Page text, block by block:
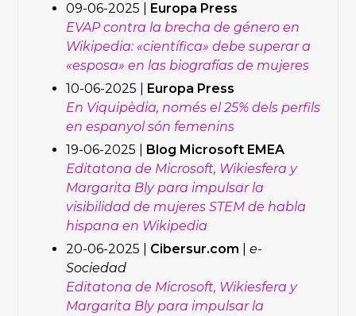
09-06-2025 |
Europa Press
EVAP contra la brecha de género en
Wikipedia: «científica» debe superar a
«esposa» en las biografías de mujeres
10-06-2025 |
Europa Press
En Viquipèdia, només el 25% dels perfils
en espanyol són femenins
19-06-2025 |
Blog Microsoft EMEA
Editatona de Microsoft, Wikiesfera y
Margarita Bly para impulsar la
visibilidad de mujeres STEM de habla
hispana en Wikipedia
20-06-2025 |
Cibersur.com |e-
Sociedad
Editatona de Microsoft, Wikiesfera y
Margarita Bly para impulsar la